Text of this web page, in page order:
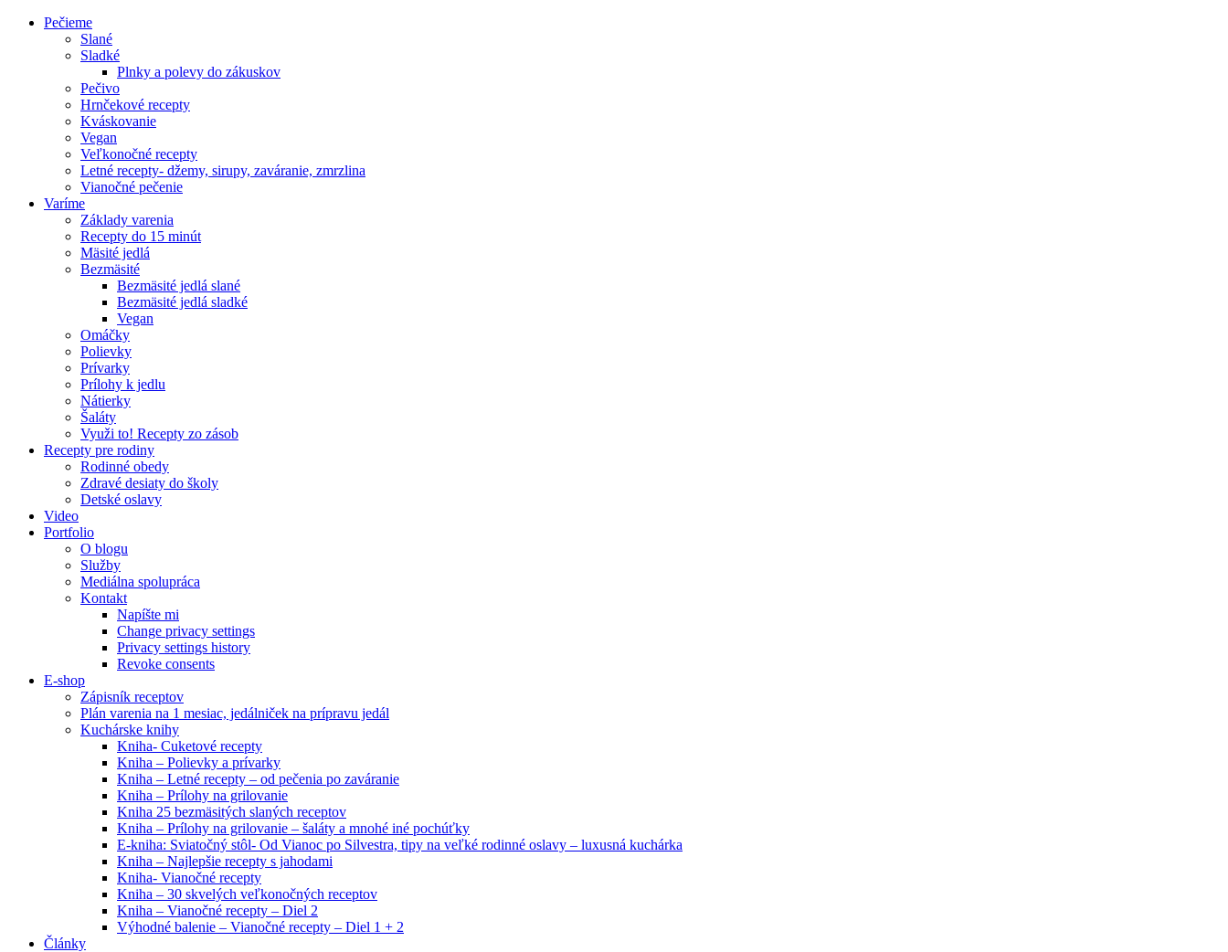
Pečieme
Slané
Sladké
Plnky a polevy do zákuskov
Pečivo
Hrnčekové recepty
Kváskovanie
Vegan
Veľkonočné recepty
Letné recepty- džemy, sirupy, zaváranie, zmrzlina
Vianočné pečenie
Varíme
Základy varenia
Recepty do 15 minút
Mäsité jedlá
Bezmäsité
Bezmäsité jedlá slané
Bezmäsité jedlá sladké
Vegan
Omáčky
Polievky
Prívarky
Prílohy k jedlu
Nátierky
Šaláty
Využi to! Recepty zo zásob
Recepty pre rodiny
Rodinné obedy
Zdravé desiaty do školy
Detské oslavy
Video
Portfolio
O blogu
Služby
Mediálna spolupráca
Kontakt
Napíšte mi
Change privacy settings
Privacy settings history
Revoke consents
E-shop
Zápisník receptov
Plán varenia na 1 mesiac, jedálniček na prípravu jedál
Kuchárske knihy
Kniha- Cuketové recepty
Kniha – Polievky a prívarky
Kniha – Letné recepty – od pečenia po zaváranie
Kniha – Prílohy na grilovanie
Kniha 25 bezmäsitých slaných receptov
Kniha – Prílohy na grilovanie – šaláty a mnohé iné pochúťky
E-kniha: Sviatočný stôl- Od Vianoc po Silvestra, tipy na veľké rodinné oslavy – luxusná kuchárka
Kniha – Najlepšie recepty s jahodami
Kniha- Vianočné recepty
Kniha – 30 skvelých veľkonočných receptov
Kniha – Vianočné recepty – Diel 2
Výhodné balenie – Vianočné recepty – Diel 1 + 2
Články